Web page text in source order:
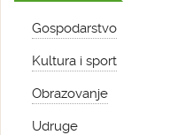
Gospodarstvo
Kultura i sport
Obrazovanje
Udruge